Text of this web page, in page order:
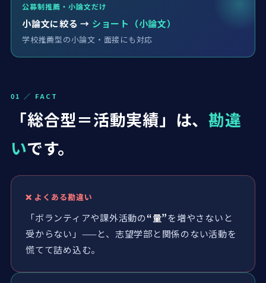
公募制推薦・小論文だけ
小論文に絞る → ショート（小論文）
学校推薦型の小論文・面接にも対応
01 ／ FACT
「総合型＝活動実績」は、 勘違
いです。
❌ よくある勘違い
「ボランティアや課外活動の“量”を増やさないと
受からない」——と、志望学部と関係のない活動を
慌てて詰め込む。